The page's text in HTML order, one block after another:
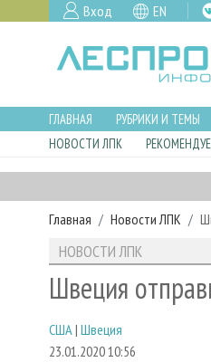
Вход EN
ГЛАВНАЯ РУБРИКИ И ТЕМЫ
НОВОСТИ ЛПК
Главная Новости ЛПК
НОВОСТИ ЛПК
Швеция
США| Швеция
23.01.2020 10:56